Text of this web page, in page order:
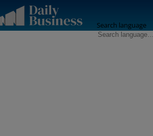
Search language